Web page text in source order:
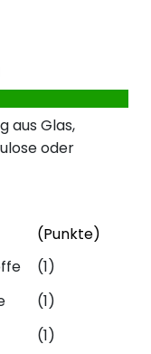
aus Glas,
oder
mit
(Punkte)
(1)
(1)
(1)